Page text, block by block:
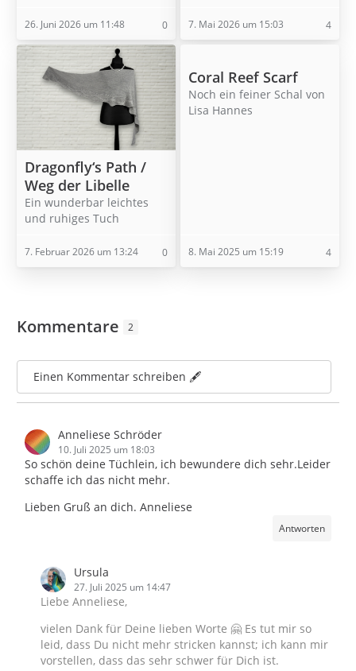
26. Juni 2026 um 11:48 0 7. Mai 2026 um 15:03 4
Dragonfly‘s Path /
Weg der Libelle
Ein wunderbar leichtes
und ruhiges Tuch
7. Februar 2026 um 13:24 0
Coral Reef Scarf
Noch ein feiner Schal von
Lisa Hannes
8. Mai 2025 um 15:19 4
Kommentare 2
Einen Kommentar schreiben 🖋️
Anneliese Schröder
10. Juli 2025 um 18:03
So schön deine Tüchlein, ich bewundere dich sehr.Leider
schaffe ich das nicht mehr.
Lieben Gruß an dich. Anneliese
Antworten
Ursula
27. Juli 2025 um 14:47
Liebe Anneliese,
vielen Dank für Deine lieben Worte 🤗 Es tut mir so
leid, dass Du nicht mehr stricken kannst; ich kann mir
vorstellen, dass das sehr schwer für Dich ist.